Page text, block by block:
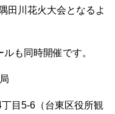
田川花火大会となるよ
も同時開催です。
目5-6（台東区役所観